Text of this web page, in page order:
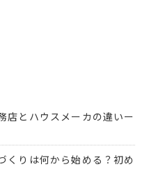
店とハウスメーカの違いー
くりは何から始める？初め